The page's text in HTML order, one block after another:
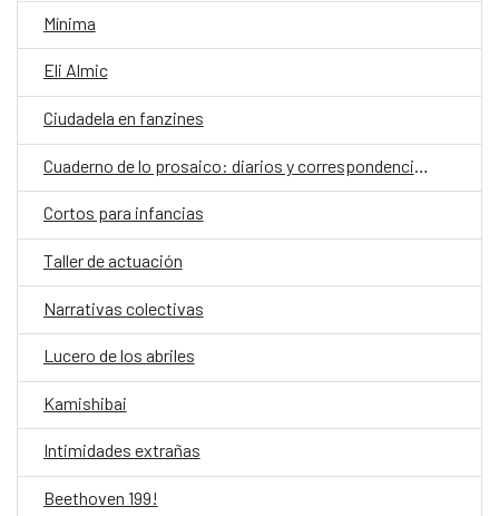
Mínima
Eli Almic
Ciudadela en fanzines
Cortos para infancias
Taller de actuación
Narrativas colectivas
Lucero de los abriles
Kamishibai
Intimidades extrañas
Beethoven 199!